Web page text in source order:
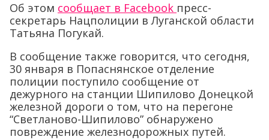
Об этом сообщает в Facebook пресс-
секретарь Нацполиции в Луганской области
Татьяна Погукай.
В сообщение также говорится, что сегодня,
30 января в Попаснянское отделение
полиции поступило сообщение от
дежурного на станции Шипилово Донецкой
железной дороги о том, что на перегоне
“Светланово-Шипилово” обнаружено
повреждение железнодорожных путей.